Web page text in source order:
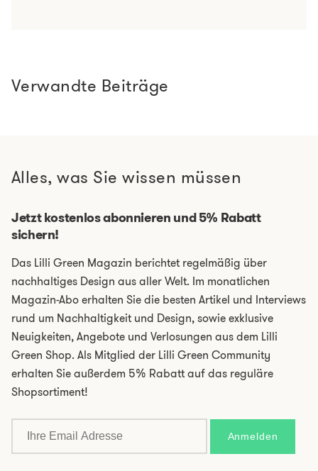
Verwandte Beiträge
Alles, was Sie wissen müssen
Jetzt kostenlos abonnieren und 5% Rabatt
sichern!
Das Lilli Green Magazin berichtet regelmäßig über
nachhaltiges Design aus aller Welt. Im monatlichen
Magazin-Abo erhalten Sie die besten Artikel und Interviews
rund um Nachhaltigkeit und Design, sowie exklusive
Neuigkeiten, Angebote und Verlosungen aus dem Lilli
Green Shop. Als Mitglied der Lilli Green Community
erhalten Sie außerdem 5% Rabatt auf das reguläre
Shopsortiment!